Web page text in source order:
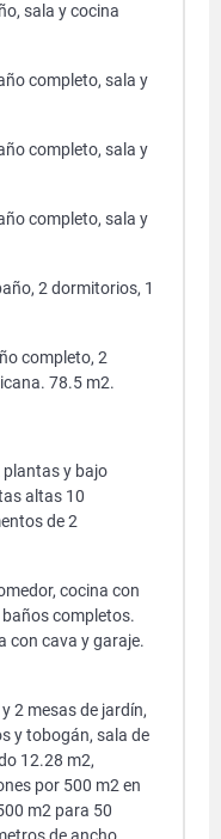
sala y cocina
completo, sala y
completo, sala y
completo, sala y
2 dormitorios, 1
completo, 2
78.5 m2.
plantas y bajo
altas 10
de 2
cocina con
completos.
con cava y garaje.
y 2 mesas de jardín,
y tobogán, sala de
12.28 m2,
por 500 m2 en
m2 para 50